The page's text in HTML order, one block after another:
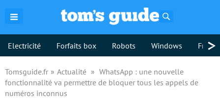
Electricité Forfaits box Robots Windows >
Tomsguide.fr Actualité
WhatsApp : une nouvelle
fonctionnalité va permettre de bloquer tous les appels de
numéros inconnus